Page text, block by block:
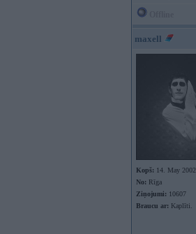
maxell
Kopš: 14. May 2002
No: Rīga
Ziņojumi: 10607
Braucu ar: Kaplīti.